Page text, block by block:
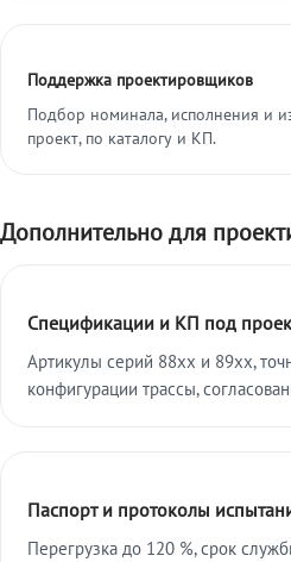
Поддержка проектировщиков
Подбор номинала, исполнения и
проект, по каталогу и КП.
Дополнительно для
Спецификации и КП под
Артикулы серий 88xx и 89xx,
конфигурации трассы,
Паспорт и протоколы
Перегрузка до 120 %, срок